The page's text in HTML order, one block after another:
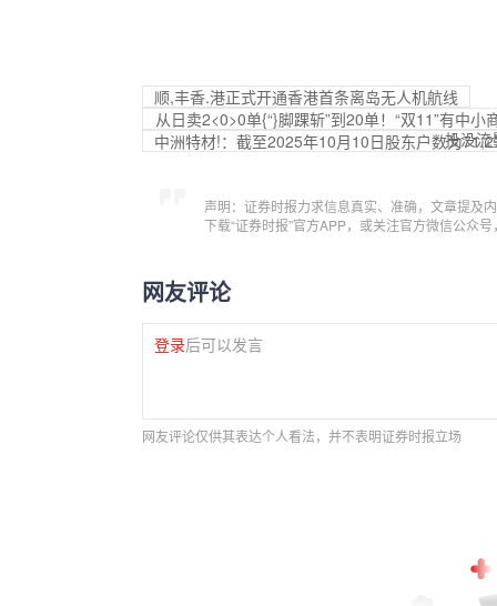
顺,丰香.港正式开通香港首条离岛无人机航线
从日卖2<0>0单{“}脚踝斩”到20单！“双11”有中
投没流
中洲特材!：截至2025年10月10日股东户数为
声明：证券时报力求信息真实、准确，文章提及
下载“证券时报”官方APP，或关注官方微信公众
网友评论
登录后可以发言
网友评论仅供其表达个人看法，并不表明证券时报立场